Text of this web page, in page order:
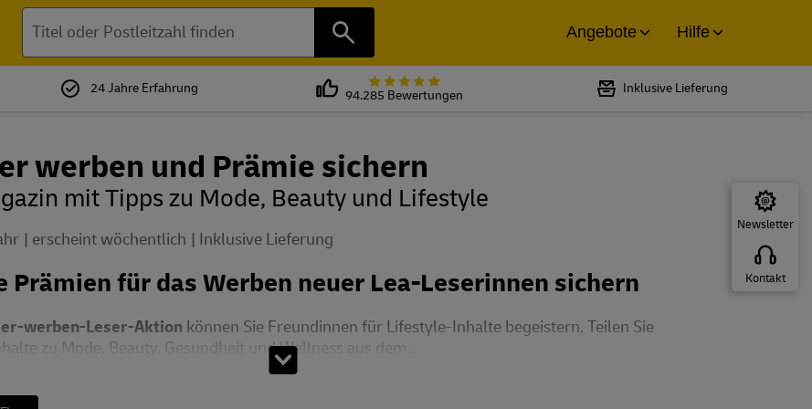
Suchen
Angebote Hilfe
24 Jahre Erfahrung
Bewertet mit 5 von 5 Sternen bei
94.285 Bewertungen
Inklusive Lieferung
Newsletter
Kontakt
werben und Prämie sichern
mit Tipps zu Mode, Beauty und Lifestyle
erscheint wöchentlich Inklusive Lieferung
für das Werben neuer Lea-Leserinnen sichern
werben-Leser-Aktion können Sie Freundinnen für Lifestyle-Inhalte begeistern. Teilen Sie
zu Mode, Beauty, Gesundheit und Wellness aus dem...